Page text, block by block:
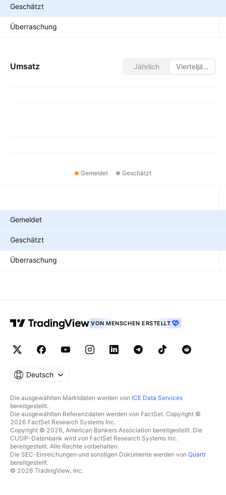
Geschätzt
Überraschung
Umsatz Jährlich Vierteljährlich
Gemeldet Geschätzt
Gemeldet
Geschätzt
Überraschung
VON MENSCHEN ERSTELLT
Deutsch
Die ausgewählten Marktdaten werden von ICE Data Services
bereitgestellt.
Die ausgewählten Referenzdaten werden von FactSet. Copyright ©
2026 FactSet Research Systems Inc.
Copyright © 2026, American Bankers Association bereitgestellt. Die
CUSIP-Datenbank wird von FactSet Research Systems Inc.
bereitgestellt. Alle Rechte vorbehalten.
Die SEC-Einreichungen und sonstigen Dokumente werden von Quartr
bereitgestellt.
© 2026 TradingView, Inc.